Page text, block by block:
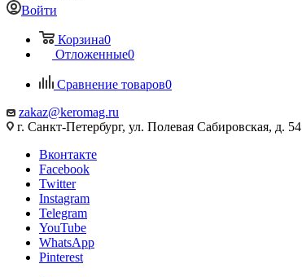
Войти
Корзина0
Отложенные0
Сравнение товаров0
zakaz@keromag.ru
г. Санкт-Петербург, ул. Полевая Сабировская, д. 54
Вконтакте
Facebook
Twitter
Instagram
Telegram
YouTube
WhatsApp
Pinterest